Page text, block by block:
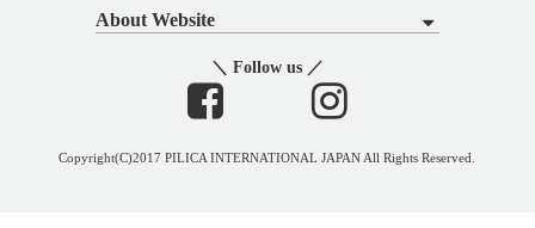
About Website
＼ Follow us ／
Copyright(C)2017 PILICA INTERNATIONAL JAPAN All Rights Reserved.